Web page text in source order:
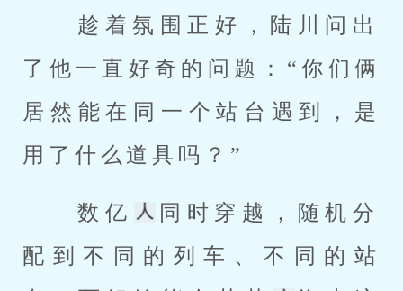
了他一直好奇的问题：“你们俩
居然能在同一个站台遇到，是
用了什么道具吗？”
数亿
同时穿越，随机分
配到不同的列车、不同的站